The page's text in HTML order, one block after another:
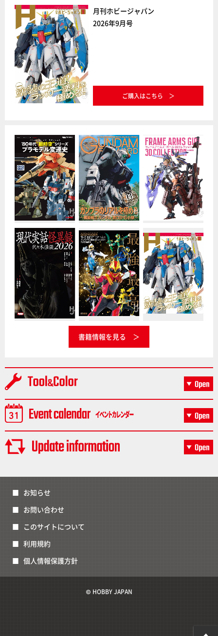
月刊ホビージャパン
2026年9月号
ご購入はこちら
書籍情報を見る
お知らせ
お問い合わせ
このサイトについて
利用規約
個人情報保護方針
© HOBBY JAPAN